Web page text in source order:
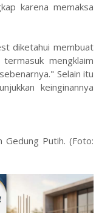
karena memaksa
diketahui membuat
mengklaim
Selain itu
keinginannya
Gedung Putih. (Foto: